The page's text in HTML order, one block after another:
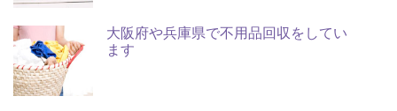
大阪府や兵庫県で不用品回収をしてい
ます